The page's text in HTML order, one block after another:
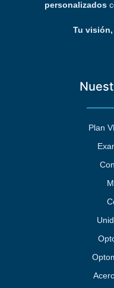
personalizados
Tu
Plan